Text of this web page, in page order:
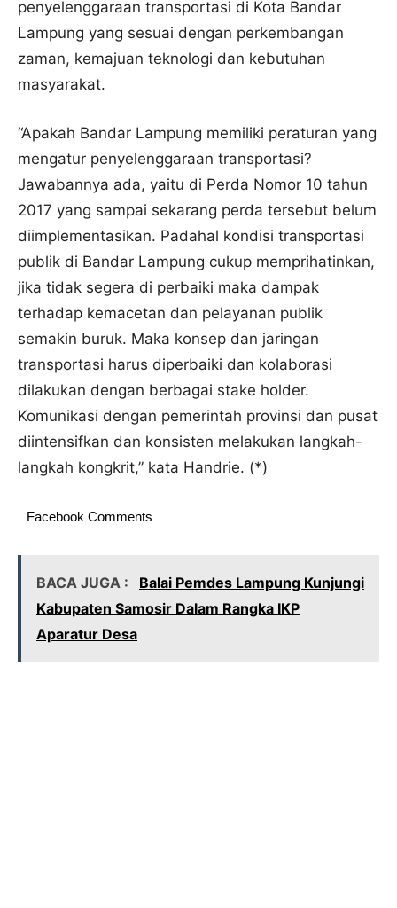
penyelenggaraan transportasi di Kota Bandar
Lampung yang sesuai dengan perkembangan
zaman, kemajuan teknologi dan kebutuhan
masyarakat.
“Apakah Bandar Lampung memiliki peraturan yang
mengatur penyelenggaraan transportasi?
Jawabannya ada, yaitu di Perda Nomor 10 tahun
2017 yang sampai sekarang perda tersebut belum
diimplementasikan. Padahal kondisi transportasi
publik di Bandar Lampung cukup memprihatinkan,
jika tidak segera di perbaiki maka dampak
terhadap kemacetan dan pelayanan publik
semakin buruk. Maka konsep dan jaringan
transportasi harus diperbaiki dan kolaborasi
dilakukan dengan berbagai stake holder.
Komunikasi dengan pemerintah provinsi dan pusat
diintensifkan dan konsisten melakukan langkah-
langkah kongkrit,” kata Handrie. (*)
Facebook Comments
BACA JUGA :
Balai Pemdes Lampung Kunjungi
Kabupaten Samosir Dalam Rangka IKP
Aparatur Desa